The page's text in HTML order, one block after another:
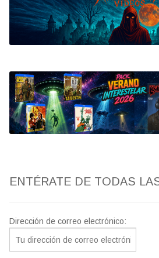
Bluray
Clasificada S
artwork
fantaterror
Jesús Franco
ENTÉRATE DE TODAS
Dirección de correo electrónico: